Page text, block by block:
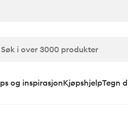
og inspirasjonKjøpshjelpTegn